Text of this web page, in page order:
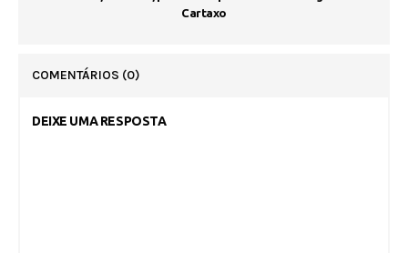
Cartaxo
COMENTÁRIOS (0)
DEIXE UMA RESPOSTA